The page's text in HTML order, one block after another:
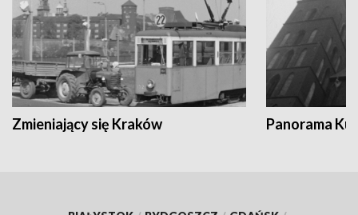
Zmieniający się Kraków Panorama